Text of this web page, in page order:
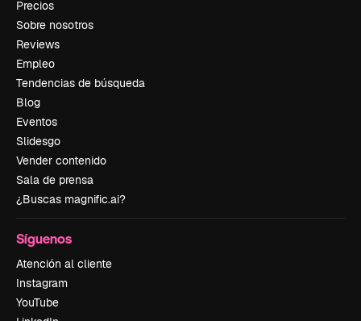
Precios
Sobre nosotros
Reviews
Empleo
Tendencias de búsqueda
Blog
Eventos
Slidesgo
Vender contenido
Sala de prensa
¿Buscas magnific.ai?
Síguenos
Atención al cliente
Instagram
YouTube